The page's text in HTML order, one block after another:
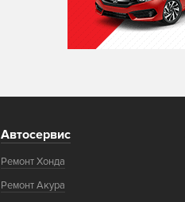
Автосервис
Ремонт Хонда
Ремонт Акура